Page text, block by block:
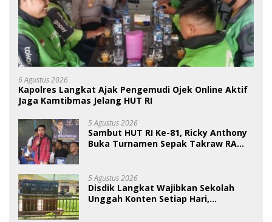
6 Agustus 2026
Kapolres Langkat Ajak Pengemudi Ojek Online Aktif
Jaga Kamtibmas Jelang HUT RI
5 Agustus 2026
Sambut HUT RI Ke-81, Ricky Anthony
Buka Turnamen Sepak Takraw RA
5 Agustus 2026
Disdik Langkat Wajibkan Sekolah
Unggah Konten Setiap Hari,